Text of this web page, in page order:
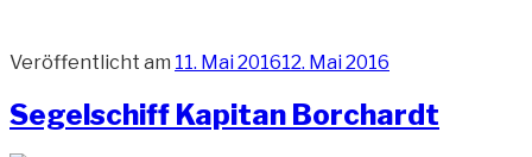
Veröffentlicht am 11. Mai 201612. Mai 2016
Segelschiff Kapitan Borchardt